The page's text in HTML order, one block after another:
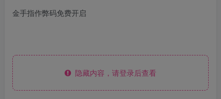
金手指作弊码免费开启
隐藏内容，请登录后查看